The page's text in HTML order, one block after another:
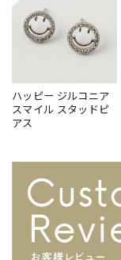
ハッピー ジルコニア
スマイル スタッドピ
アス